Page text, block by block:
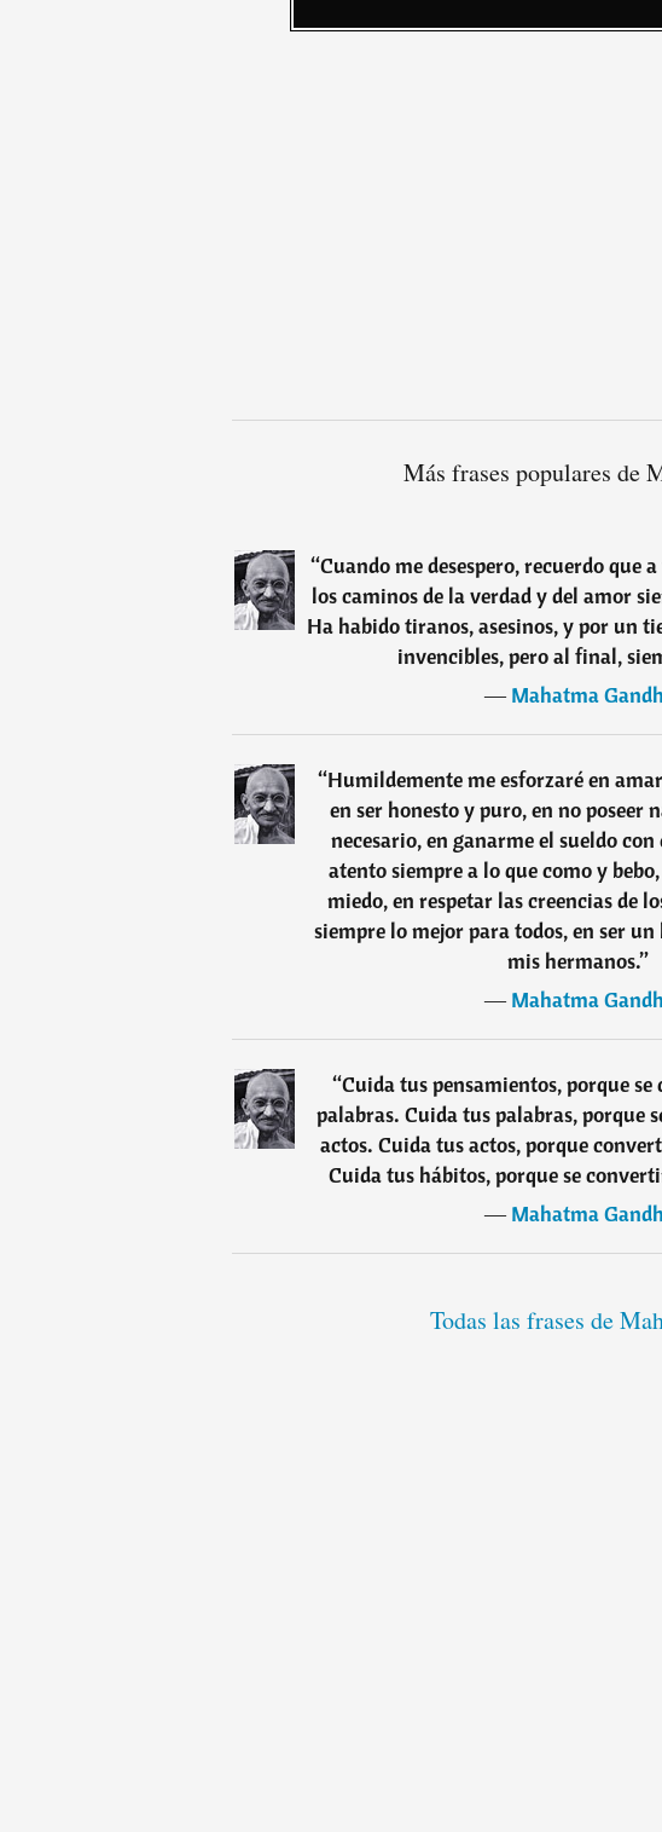
Más frases populares de
“Cuando me desespero, recuerdo que
los caminos de la verdad y del amor
Ha habido tiranos, asesinos, y por un
invencibles, pero al final,
―Mahatma
“Humildemente me esforzaré en
en ser honesto y puro, en no poseer
necesario, en ganarme el sueldo
atento siempre a lo que como y
miedo, en respetar las creencias de
siempre lo mejor para todos, en ser
mis hermanos.”
―Mahatma
“Cuida tus pensamientos, porque
palabras. Cuida tus palabras, porque
actos. Cuida tus actos, porque
Cuida tus hábitos, porque se
―Mahatma
Todas las frases de